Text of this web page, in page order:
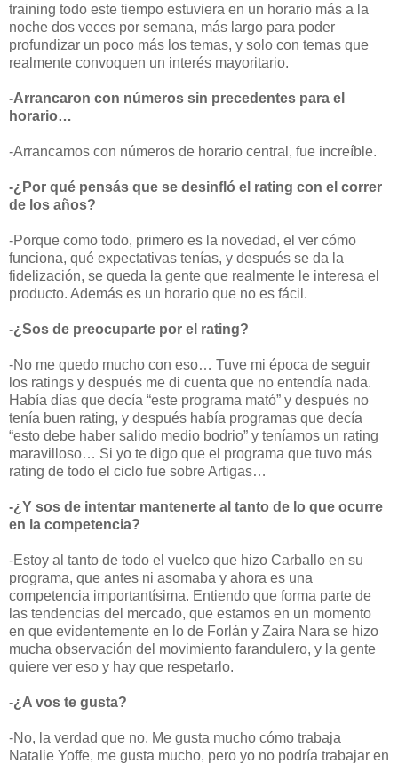
training todo este tiempo estuviera en un horario más a la
noche dos veces por semana, más largo para poder
profundizar un poco más los temas, y solo con temas que
realmente convoquen un interés mayoritario.
-Arrancaron con números sin precedentes para el
horario…
-Arrancamos con números de horario central, fue increíble.
-¿Por qué pensás que se desinfló el rating con el correr
de los años?
-Porque como todo, primero es la novedad, el ver cómo
funciona, qué expectativas tenías, y después se da la
fidelización, se queda la gente que realmente le interesa el
producto. Además es un horario que no es fácil.
-¿Sos de preocuparte por el rating?
-No me quedo mucho con eso… Tuve mi época de seguir
los ratings y después me di cuenta que no entendía nada.
Había días que decía “este programa mató” y después no
tenía buen rating, y después había programas que decía
“esto debe haber salido medio bodrio” y teníamos un rating
maravilloso… Si yo te digo que el programa que tuvo más
rating de todo el ciclo fue sobre Artigas…
-¿Y sos de intentar mantenerte al tanto de lo que ocurre
en la competencia?
-Estoy al tanto de todo el vuelco que hizo Carballo en su
programa, que antes ni asomaba y ahora es una
competencia importantísima. Entiendo que forma parte de
las tendencias del mercado, que estamos en un momento
en que evidentemente en lo de Forlán y Zaira Nara se hizo
mucha observación del movimiento farandulero, y la gente
quiere ver eso y hay que respetarlo.
-¿A vos te gusta?
-No, la verdad que no. Me gusta mucho cómo trabaja
Natalie Yoffe, me gusta mucho, pero yo no podría trabajar en